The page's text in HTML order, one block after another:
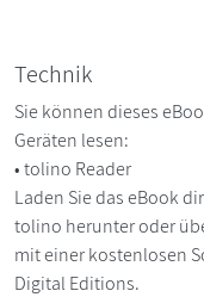
Technik
Sie können dieses
Geräten lesen:
• tolino Reader
Laden Sie das eBook
tolino herunter oder
mit einer kostenlosen
Digital Editions.